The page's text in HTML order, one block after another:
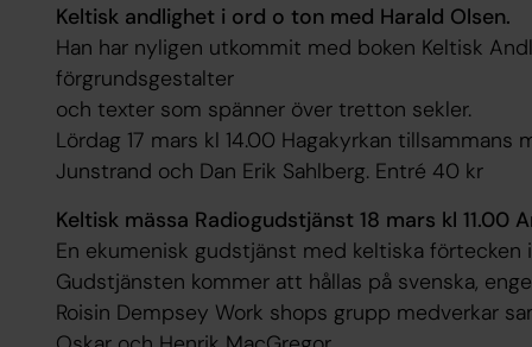
Keltisk andlighet i ord o ton med Harald Olsen.
Han har nyligen utkommit med boken Keltisk
förgrundsgestalter
och texter som spänner över tretton sekler.
Lördag 17 mars kl 14.00 Hagakyrkan tillsammans
Junstrand och Dan Erik Sahlberg. Entré 40 kr
Keltisk mässa Radiogudstjänst 18 mars kl 11.00
En ekumenisk gudstjänst med keltiska förtecken
Gudstjänsten kommer att hållas på svenska,
Roisin Dempsey Work shops grupp medverkar